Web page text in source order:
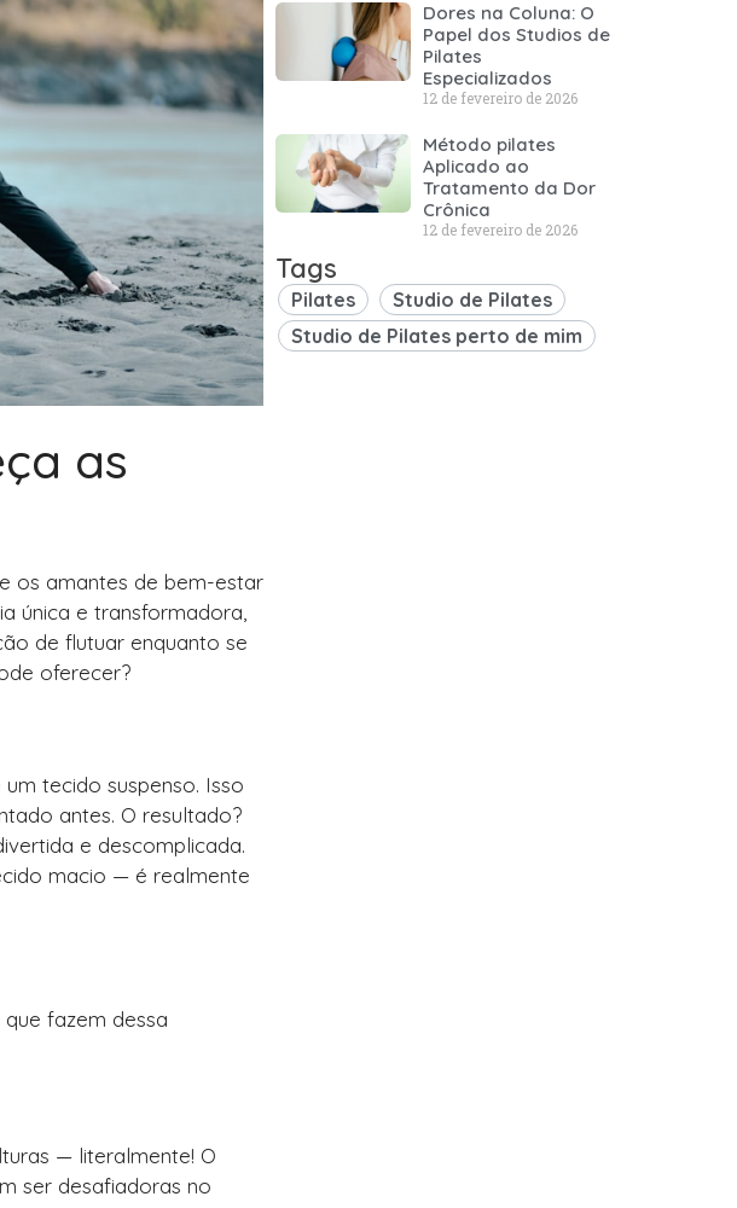
as
os amantes de bem-estar
única e transformadora,
de flutuar enquanto se
oferecer?
tecido suspenso. Isso
antes. O resultado?
e descomplicada.
macio — é realmente
fazem dessa
— literalmente! O
ser desafiadoras no
Dores na Coluna: O
Papel dos Studios de
Pilates
Especializados
12 de fevereiro de 2026
Método pilates
Aplicado ao
Tratamento da Dor
Crônica
12 de fevereiro de 2026
Tags
Pilates
Studio de Pilates
Studio de Pilates perto de mim